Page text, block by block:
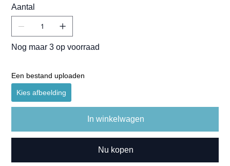
Aantal
Nog maar 3 op voorraad
Een bestand uploaden
Kies afbeelding
In winkelwagen
Nu kopen